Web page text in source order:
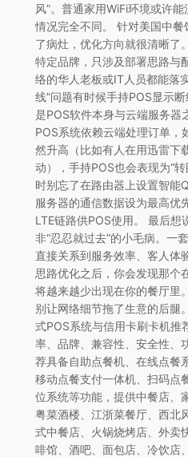
风”。普通家用WiFi环境或许
情况完全不同。 针对美国中
了病灶，优化方向就很清晰了
特定品牌，只涉及部署思路与
络的华人老板或IT人员都能落
线”问题有时候手持POS显示
是POS软件本身与云端服务器
POS系统依赖云端处理订单，
然升高（比如有人在用迅雷下
动），手持POS也会表现为“
时别忘了在路由器上设置智能
服务器的通信数据设为最高优
LTE链路供POS使用。 最后想
非“忍忍就过去”的小毛病。一
直接关系到服务效率、客人体
思路优化之后，你会发现那个
将越来越少出现在你的餐厅里
别让网络细节拖了生意的后腿
式POS系统与信用卡刷卡机推
率、品牌、兼容性、安全性、
荐具备自助点餐机、在线点餐
移动点餐支付一体机、扫码点
位系统等功能，提供中餐店、
粤菜酒楼、江浙菜餐厅、西北
式中餐店、火锅烧烤店、外卖
啡馆、酒吧、面包店、冷饮店